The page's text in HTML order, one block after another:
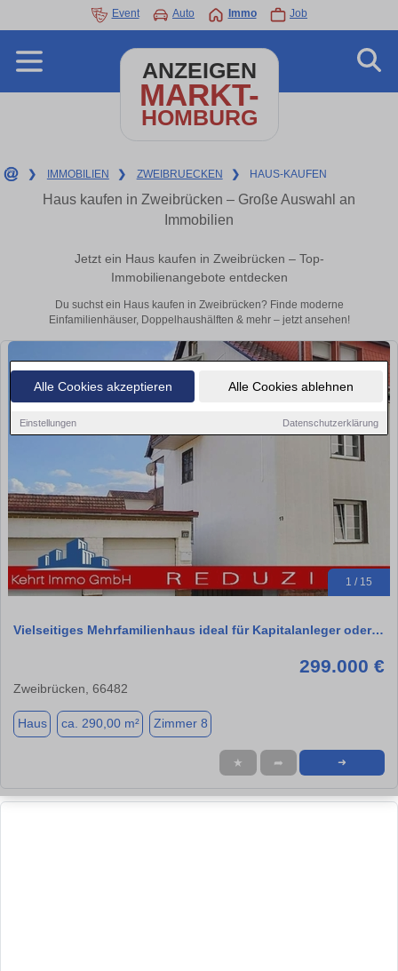
Alle Cookies akzeptieren Alle Cookies ablehnen
Einstellungen Datenschutzerklärung
Event Auto Immo Job
ANZEIGEN
MARKT-
HOMBURG
❯ IMMOBILIEN ❯ ZWEIBRUECKEN ❯ HAUS-KAUFEN
Haus kaufen in Zweibrücken – Große Auswahl an
Immobilien
Jetzt ein Haus kaufen in Zweibrücken – Top-
Immobilienangebote entdecken
Du suchst ein Haus kaufen in Zweibrücken? Finde moderne
Einfamilienhäuser, Doppelhaushälften & mehr – jetzt ansehen!
1 / 15
Vielseitiges Mehrfamilienhaus ideal für Kapitalanleger oder…
299.000 €
Zweibrücken, 66482
Haus ca. 290,00 m² Zimmer 8
★ ➦ ➜